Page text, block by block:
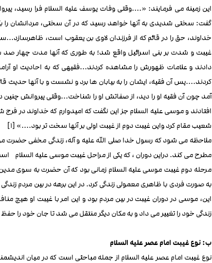
این زمینه می فرمایند: «....وقتی وفات یوسف علیه السلام فرا رسید،
گفت: سختی شدیدی به آنها خواهد رسید که در آن سختی، مردانشان را
خداوند، حق را در قائم که از فرزندان لاوی بن یعقوب است،
غیبت و شدت بر بنی اسرائیل واقع شد؛ به طوری که آنها مدت چهار صد
دادند و علامات ظهورش را مشاهده کردند...فقیهی که به احادیث او
کردند....پس آن فقیه، ایشان را به بیابان ها برد و نشست و با آنها حدیث
آمد چون آن فقیه او را دید، از صفاتش او را شناخت...وقتی پیروانش
افتادند و موسی علیه السلام جز این نگفت که امیدوارم که خداوند در
شعیب مقام کرد واین غیبت دوم از غیبت اولی بر آنها سخت تر بود....» [1]
ملاحظه می شود که رسول خدا صلی الله علیه و آله، زندگی مخفی حضرت
مطرح می کند. دراین دوران ، که یکی از مراحل غیبت موسی علیه السلام
مرحله دوم غیبت موسی علیه السلام زمانی بود که آن حضرت به سوی
به صورت فردی با ظاهری معمولی زندگی کرد. در این برهه در بین مردم
این، موسی در دوران غیبت در بین مردم بود و این امر با غیبت او هیچ
زندگی خود را تغییر می داد و به مکان دیگر منتقل می شد تا جان خود را
ب: نوع غیبت امام عصر علیه السلام
نوع غیبت امام عصر علیه السلام از جمله مباحثی است که در میان